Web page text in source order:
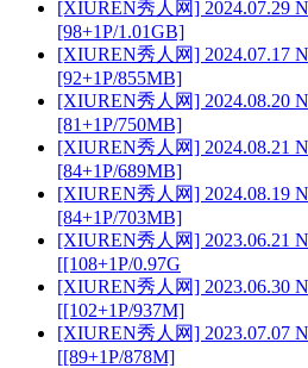
[XIUREN秀人网] 2024.07.29
[98+1P/1.01GB]
[XIUREN秀人网] 2024.07.17
[92+1P/855MB]
[XIUREN秀人网] 2024.08.20
[81+1P/750MB]
[XIUREN秀人网] 2024.08.21
[84+1P/689MB]
[XIUREN秀人网] 2024.08.19
[84+1P/703MB]
[XIUREN秀人网] 2023.06.21
[[108+1P/0.97G
[XIUREN秀人网] 2023.06.30
[[102+1P/937M]
[XIUREN秀人网] 2023.07.07
[[89+1P/878M]